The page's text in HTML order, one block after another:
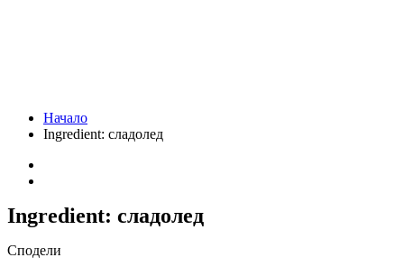
Начало
Ingredient: сладолед
Ingredient: сладолед
Сподели